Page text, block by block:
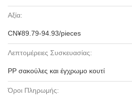
Αξία:
CN¥89.79-94.93/pieces
Λεπτομέρειες Συσκευασίας:
PP σακούλες και έγχρωμο κουτί
Όροι Πληρωμής: